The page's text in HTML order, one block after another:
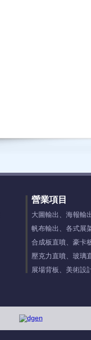
營業項目
大圖輸出、海報輸
帆布輸出、各式展
合成板直噴、豪卡
壓克力直噴、玻璃
展場背板、美術設